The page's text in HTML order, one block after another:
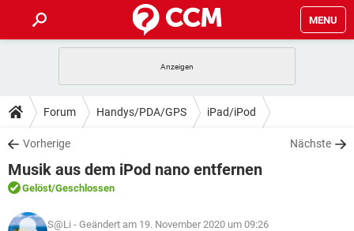
MENU
ANDROID IOS
WINDOWS 10
WHATSAPP TIKTOK
FACEBOOK
TIPPS & TRICKS
SPIELE STREAMING
WINDOWS 10
WHATSAPP
DOWNLOADS
SPIELE STREAMING
ANDROID
WINDOWS 10 INSTAGRAM
FORUM
SPIELE
LEXIKON
Forum Handys/PDA/GPS iPad/iPod
Vorherige Nächste
Musik aus dem iPod nano entfernen
Gelöst/Geschlossen
S@Li - Geändert am 19. November 2020 um 09:26